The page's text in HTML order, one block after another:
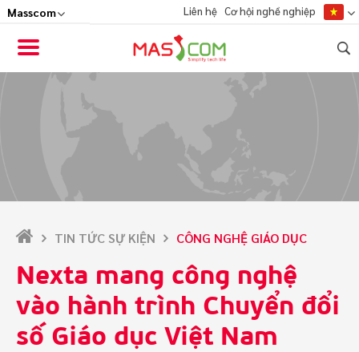
Liên hệ Cơ hội nghề nghiệp
TIN TỨC SỰ KIỆN CÔNG NGHỆ GIÁO DỤC
Nexta mang công nghệ
vào hành trình Chuyển đổi
số Giáo dục Việt Nam